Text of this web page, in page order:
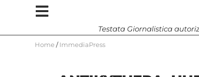
Testata Giornalistica
Home / ImmediaPress